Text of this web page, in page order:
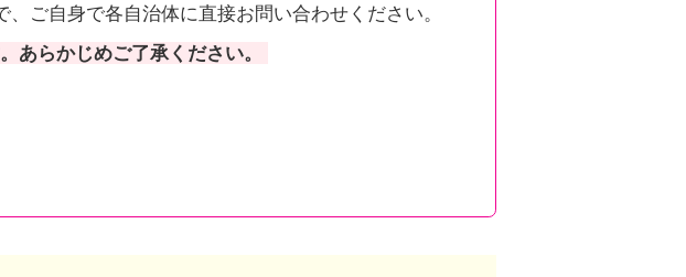
ご自身で各自治体に直接お問い合わせください。
あらかじめご了承ください。